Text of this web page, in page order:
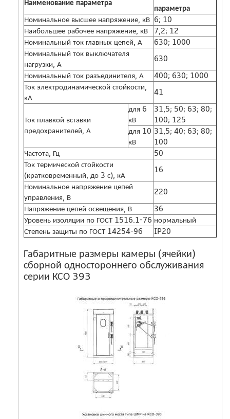
Наименование параметра
параметра
Номинальное высшее напряжение, кВ 6; 10
Наибольшее рабочее напряжение, кВ
7,2; 12
Номинальный ток главных цепей, А
630; 1000
Номинальный ток выключателя
нагрузки, А
630
Номинальный ток разъединителя, А
400; 630; 1000
Ток электродинамической стойкости,
кА
41
Ток плавкой вставки
предохранителей, А
для 6
кВ
31,5; 50; 63; 80;
100; 125
для 10
кВ
31,5; 40; 63; 80;
100
Частота, Гц
50
Ток термической стойкости
(кратковременный, до 3 с), кА
16
Номинальное напряжение цепей
управления, В
220
Напряжение цепей освещения, В
36
Уровень изоляции по ГОСТ 1516.1-76 нормальный
Степень защиты по ГОСТ 14254-96
IP20
Габаритные размеры камеры (ячейки)
сборной одностороннего обслуживания
серии КСО 393